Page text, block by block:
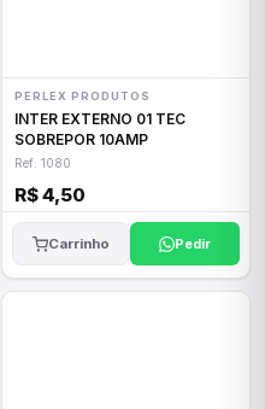
PERLEX PRODUTOS
INTER EXTERNO 01 TEC
SOBREPOR 10AMP
Ref: 1080
R$ 4,50
Carrinho Pedir